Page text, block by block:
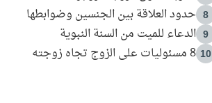
8 حدود العلاقة بين الجنسين وضوابطها
9 الدعاء للميت من السنة النبوية
10 8 مسئوليات على الزوج تجاه زوجته